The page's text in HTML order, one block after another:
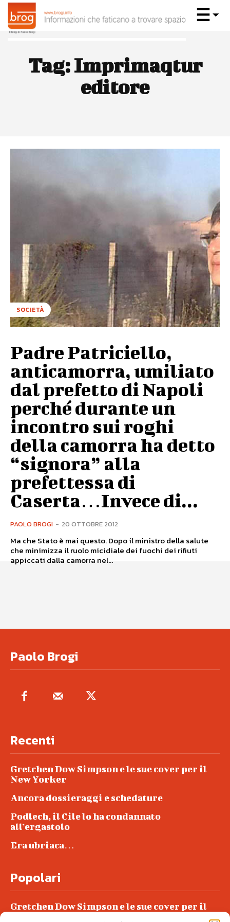
Tag:Imprimaqtur
editore
SOCIETÀ
Padre Patriciello,
anticamorra, umiliato
dal prefetto di Napoli
perché durante un
incontro sui roghi
della camorra ha detto
“signora” alla
prefettessa di
Caserta…Invece di...
PAOLO BROGI - 20 OTTOBRE 2012
Ma che Stato è mai questo. Dopo il ministro della salute
che minimizza il ruolo micidiale dei fuochi dei rifiuti
appiccati dalla camorra nel...
Paolo Brogi
Recenti
Gretchen Dow Simpson e le sue cover per il
New Yorker
Ancora dossieraggi e schedature
Podlech, il Cile lo ha condannato
all’ergastolo
Era ubriaca…
Popolari
Gretchen Dow Simpson e le sue cover per il